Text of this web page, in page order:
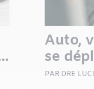
Auto,
se
sans
PAR DRE